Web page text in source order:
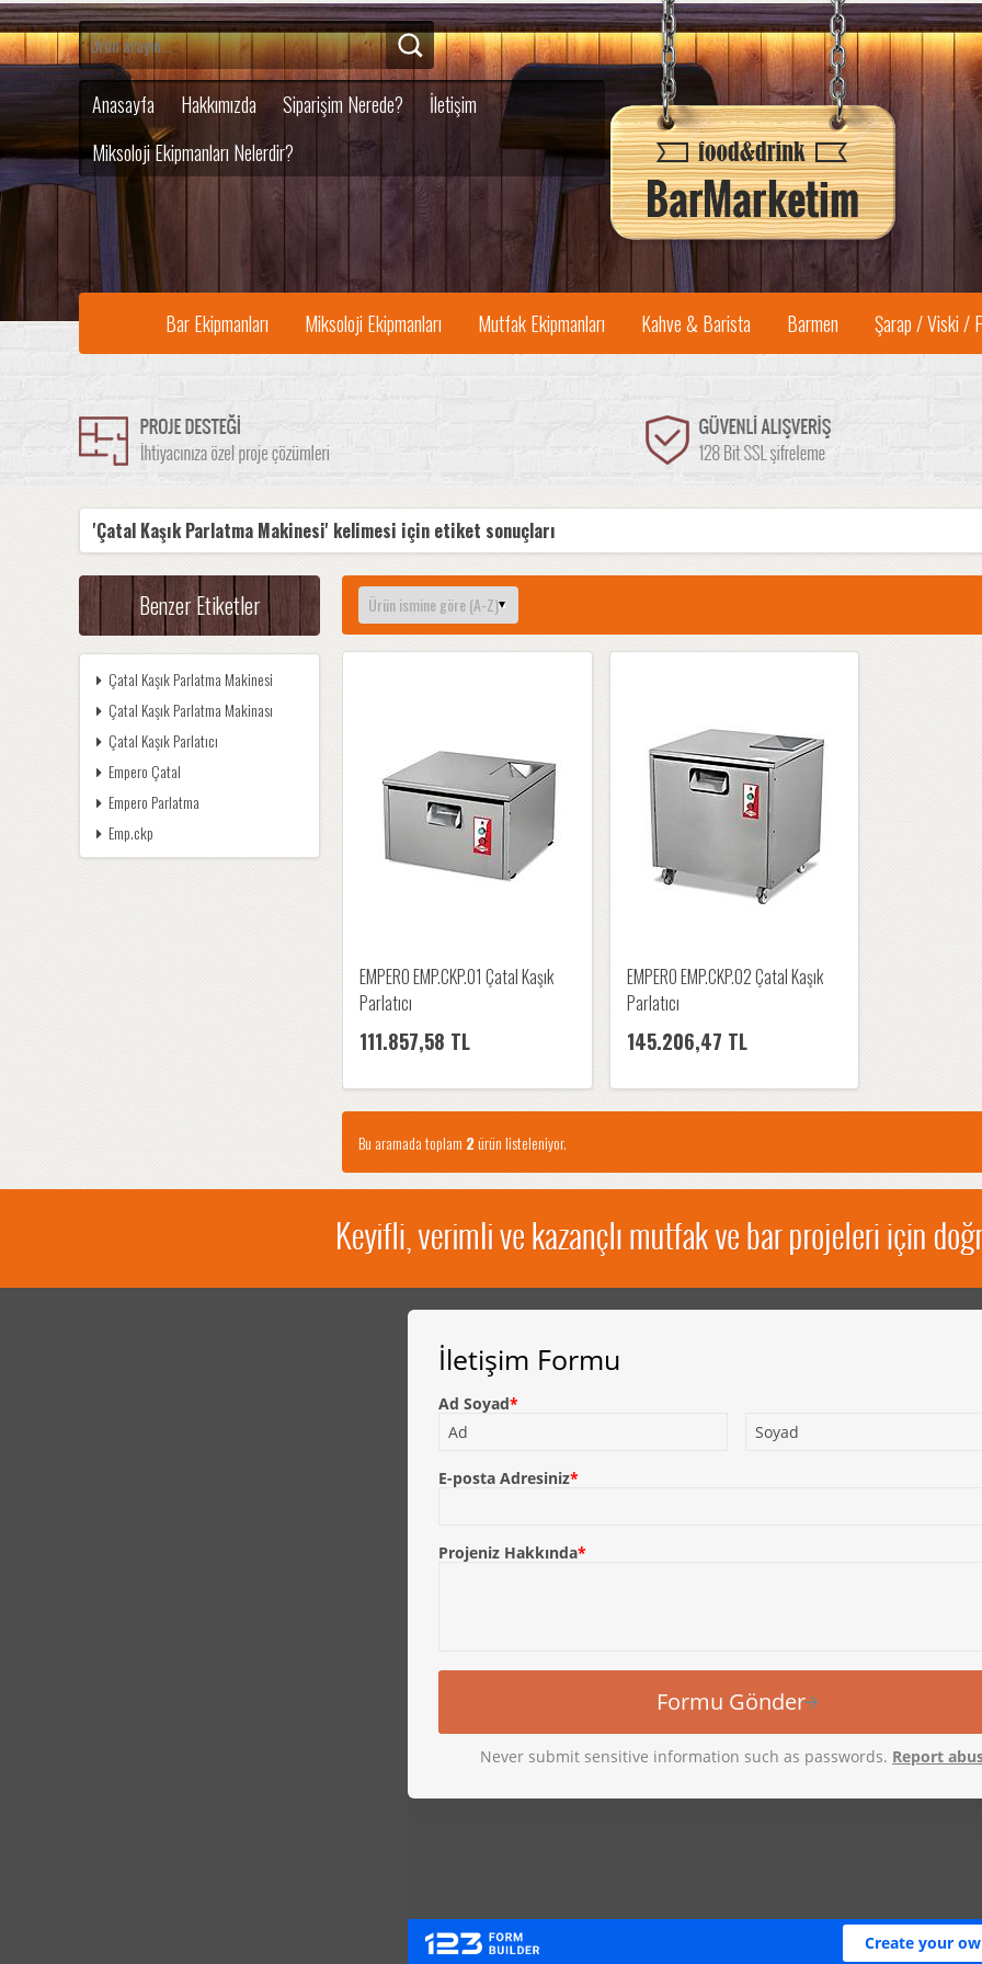
Anasayfa Hakkımızda Siparişim Nerede?
İletişim
Miksoloji Ekipmanları Nelerdir?
Bar Ekipmanları Miksoloji Ekipmanları Mutfak Ekipmanları Kahve & Barista Barmen Şarap / Viski /
'Çatal Kaşık Parlatma Makinesi' kelimesi için etiket sonuçları
Benzer Etiketler
Çatal Kaşık Parlatma Makinesi
Çatal Kaşık Parlatma Makinası
Çatal Kaşık Parlatıcı
Empero Çatal
Empero Parlatma
Emp.ckp
EMPERO EMP.CKP.01 Çatal Kaşık
Parlatıcı
111.857,58 TL
EMPERO EMP.CKP.02 Çatal Kaşık
Parlatıcı
145.206,47 TL
Bu aramada toplam 2ürün listeleniyor.